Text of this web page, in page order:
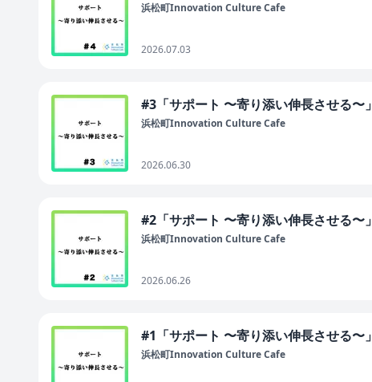
浜松町Innovation Culture Cafe
2026.07.03
#3「サポート 〜寄り添い伸長させる〜」
浜松町Innovation Culture Cafe
2026.06.30
#2「サポート 〜寄り添い伸長させる〜」
浜松町Innovation Culture Cafe
2026.06.26
#1「サポート 〜寄り添い伸長させる〜」
浜松町Innovation Culture Cafe